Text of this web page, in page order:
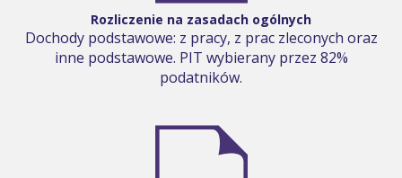
Rozliczenie na zasadach ogólnych
Dochody podstawowe: z pracy, z prac zleconych oraz
inne podstawowe. PIT wybierany przez 82%
podatników.